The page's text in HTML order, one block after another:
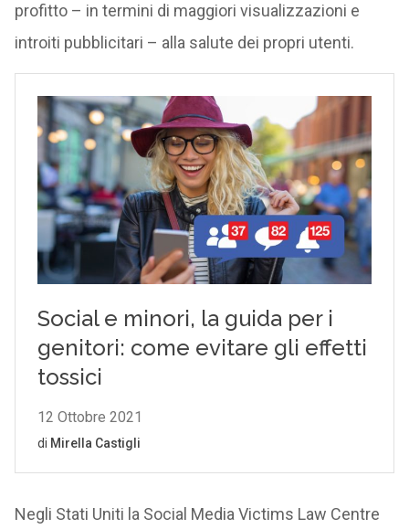
profitto – in termini di maggiori visualizzazioni e
introiti pubblicitari – alla salute dei propri utenti.
Negli Stati Uniti la Social Media Victims Law Centre